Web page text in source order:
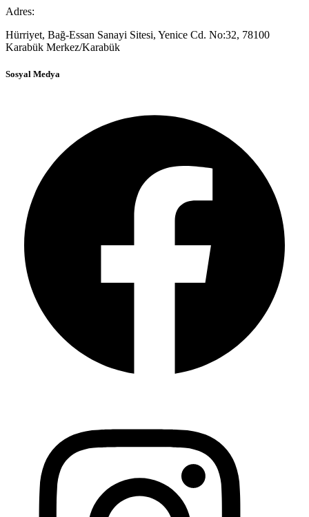
Adres:
Hürriyet, Bağ-Essan Sanayi Sitesi, Yenice Cd. No:32, 78100
Karabük Merkez/Karabük
Sosyal Medya